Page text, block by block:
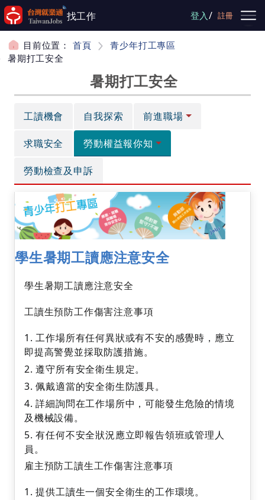
跳到主要內容
找工作 登入/ 註冊
目前位置： 首頁
青少年打工專區
暑期打工安全
暑期打工安全
工讀機會 自我探索 前進職場
求職安全 勞動權益報你知
勞動檢查及申訴
學生暑期工讀應注意安全
學生暑期工讀應注意安全
工讀生預防工作傷害注意事項
工作場所有任何異狀或有不安的感覺時，應立
即提高警覺並採取防護措施。
遵守所有安全衛生規定。
佩戴適當的安全衛生防護具。
詳細詢問在工作場所中，可能發生危險的情境
及機械設備。
有任何不安全狀況應立即報告領班或管理人
員。
雇主預防工讀生工作傷害注意事項
提供工讀生一個安全衛生的工作環境。